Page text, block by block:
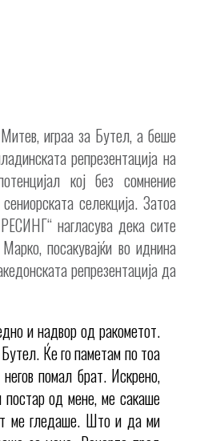
играа за Бутел, а беше
репрезентација на
кој без сомнение
селекција. Затоа
нагласува дека сите
посакувајќи во иднина
репрезентација да
и надвор од ракометот.
Ќе го паметам по тоа
помал брат. Искрено,
постар од мене, ме сакаше
ме гледаше. Што и да ми